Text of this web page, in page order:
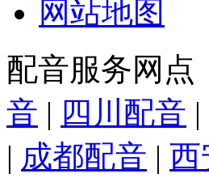
网站地图
配音服务网点
音 | 四川配音 |
| 成都配音 | 西